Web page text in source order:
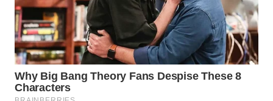
KARO
WN
SIMALUNGUN
WN
LABUHANBATU